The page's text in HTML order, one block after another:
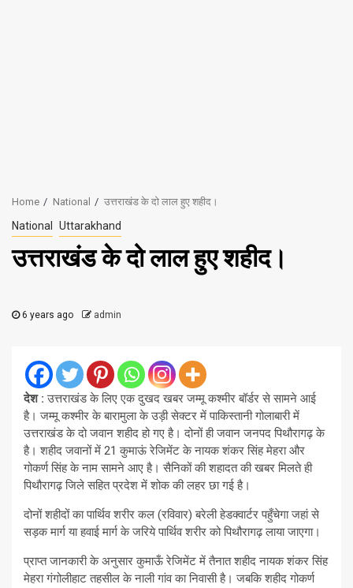
Home National उत्तराखंड के दो लाल हुए शहीद।
National Uttarakhand
उत्तराखंड के दो लाल हुए शहीद।
6 years ago admin
देश : उत्तराखंड के लिए एक दुखद खबर जम्मू कश्मीर बॉर्डर से सामने आई
है। जम्मू कश्मीर के बारामुला के उड़ी सेक्टर में पाकिस्तानी गोलाबारी में
उत्तराखंड के दो जवान शहीद हो गए है। दोनों ही जवान जनपद पिथौरागढ़ के
है। शहीद जवानों में 21 कुमाऊं रेजिमेंट के नायक शंकर सिंह मेहरा और
गोकर्ण सिंह के नाम सामने आए है। सैनिकों की शहादत की खबर मिलते ही
पिथौरागढ़ जिले सहित प्रदेश में शोक की लहर छा गई है।
दोनों शहीदों का पार्थिव शरीर कल (रविवार) बरेली हेडक्वार्टर पहुँचेगा जहां से
सड़क मार्ग या हवाई मार्ग के जरिये पार्थिव शरीर को पिथौरागढ़ लाया जाएगा।
प्राप्त जानकारी के अनुसार कुमाऊँ रेजिमेंट में तैनात शहीद नायक शंकर सिंह
मेहरा गंगोलीहाट तहसील के नाली गांव का निवासी है। जबकि शहीद गोकर्ण